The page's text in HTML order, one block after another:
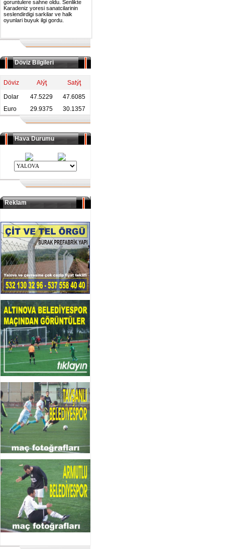
goruntulere sahne oldu. Senlikte
Karadeniz yoresi sanatcilarinin
seslendirdigi sarkilar ve halk
oyunlari buyuk ilgi gordu.
Döviz Bilgileri
Döviz Alýţ
Satýţ
Dolar
47.5229
47.6085
Euro
29.9375 30.1357
Hava Durumu
Reklam